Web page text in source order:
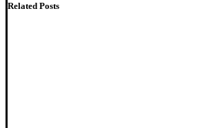
Related Posts